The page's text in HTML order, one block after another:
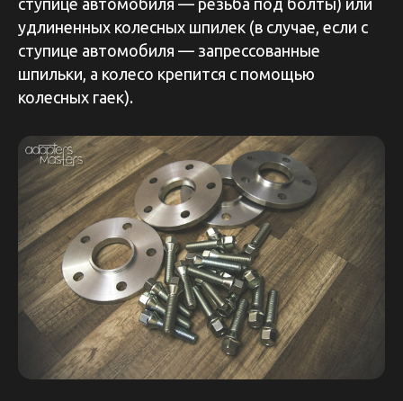
удлиненных колесных шпилек (в случае, если с
ступице автомобиля — запрессованные
шпильки, а колесо крепится с помощью
колесных гаек).